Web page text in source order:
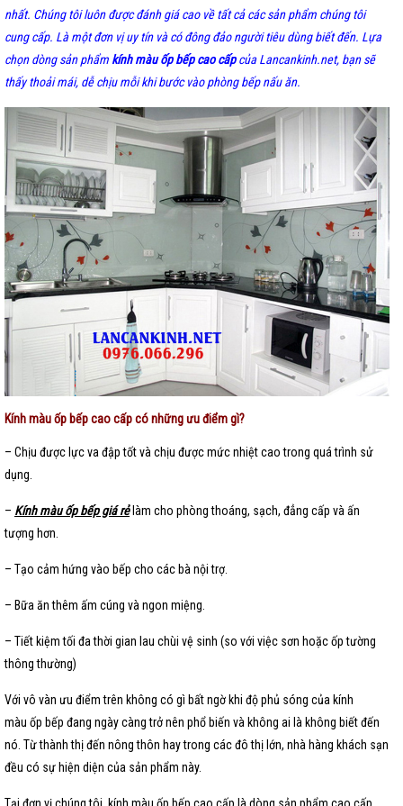
nhất. Chúng tôi luôn được đánh giá cao về tất cả các sản phẩm chúng tôi
cung cấp. Là một đơn vị uy tín và có đông đảo người tiêu dùng biết đến. Lựa
chọn dòng sản phẩm kính màu ốp bếp cao cấpcủa Lancankinh.net, bạn sẽ
thấy thoải mái, dễ chịu mỗi khi bước vào phòng bếp nấu ăn.
Kính màu ốp bếp cao cấp có những ưu điểm gì?
– Chịu được lực va đập tốt và chịu được mức nhiệt cao trong quá trình sử
dụng.
– Kính màu ốp bếp giá rẻlàm cho phòng thoáng, sạch, đẳng cấp và ấn
tượng hơn.
– Tạo cảm hứng vào bếp cho các bà nội trợ.
– Bữa ăn thêm ấm cúng và ngon miệng.
– Tiết kiệm tối đa thời gian lau chùi vệ sinh (so với việc sơn hoặc ốp tường
thông thường)
Với vô vàn ưu điểm trên không có gì bất ngờ khi độ phủ sóng của kính
màu ốp bếp đang ngày càng trở nên phổ biến và không ai là không biết đến
nó. Từ thành thị đến nông thôn hay trong các đô thị lớn, nhà hàng khách sạn
đều có sự hiện diện của sản phẩm này.